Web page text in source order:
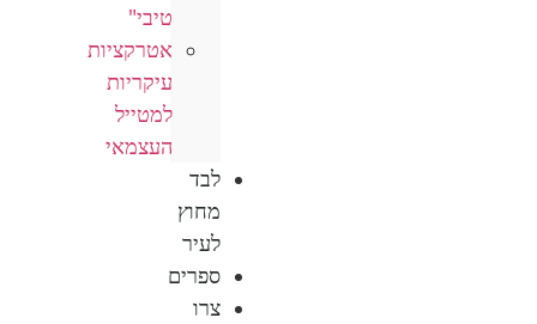
טיבי"
אטרקציות
עיקריות
למטייל
העצמאי
לבד
מחוץ
לעיר
ספרים
צרו